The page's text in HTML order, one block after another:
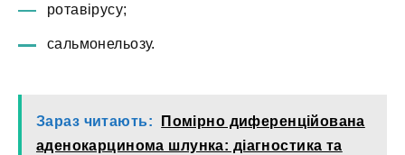
ротавірусу;
сальмонельозу.
Зараз читають:
Помірно диференційована
аденокарцинома шлунка: діагностика та